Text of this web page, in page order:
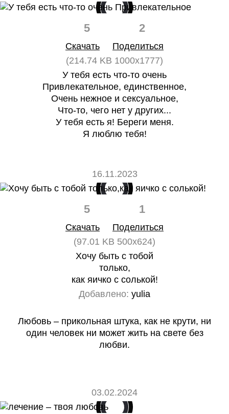
5 2
Скачать
Поделиться
(214.74 KB 1000x1777)
У тебя есть что-то очень
Привлекательное, единственное,
Очень нежное и сексуальное,
Что-то, чего нет у других...
У тебя есть я! Береги меня.
Я люблю тебя!
16.11.2023
5 1
Скачать
Поделиться
(97.01 KB 500x624)
Хочу быть с тобой
только,
как яичко с солькой!
Добавлено: yulia
Любовь – прикольная штука, как не крути, ни
один человек ни может жить на свете без
любви.
03.02.2024